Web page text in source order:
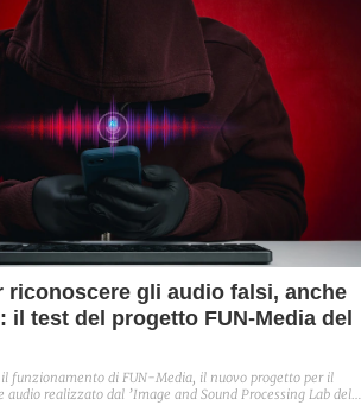
riconoscere gli audio falsi, anche
il test del progetto FUN-Media del
funzionamento di FUN-Media, il nuovo progetto per il
realizzato dal ’Image and Sound Processing Lab del